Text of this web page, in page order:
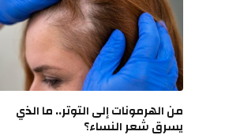
من الهرمونات إلى التوتر.. ما الذي
يسرق شعر النساء؟